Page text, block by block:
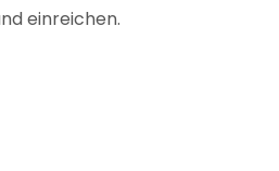
einreichen.